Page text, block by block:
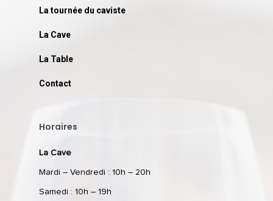
La tournée du caviste
La Cave
La Table
Contact
Horaires
La Cave
Mardi – Vendredi : 10h – 20h
Samedi : 10h – 19h